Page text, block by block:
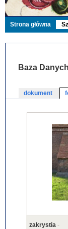
Strona główna
Baza Danych
dokument
zakrystia -